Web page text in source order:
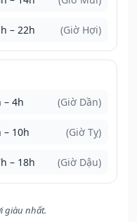
– 22h (Giờ Hợi)
– 4h (Giờ Dần)
– 10h (Giờ Tỵ)
– 18h (Giờ Dậu)
giàu nhất.